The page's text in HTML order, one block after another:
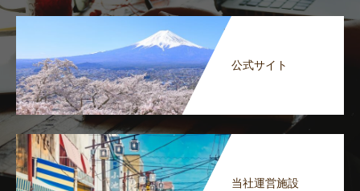
公式サイト
当社運営施設